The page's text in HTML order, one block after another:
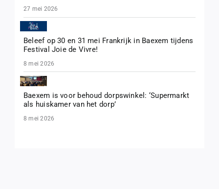
27 mei 2026
Beleef op 30 en 31 mei Frankrijk in Baexem tijdens
Festival Joie de Vivre!
8 mei 2026
Baexem is voor behoud dorpswinkel: ‘Supermarkt
als huiskamer van het dorp’
8 mei 2026